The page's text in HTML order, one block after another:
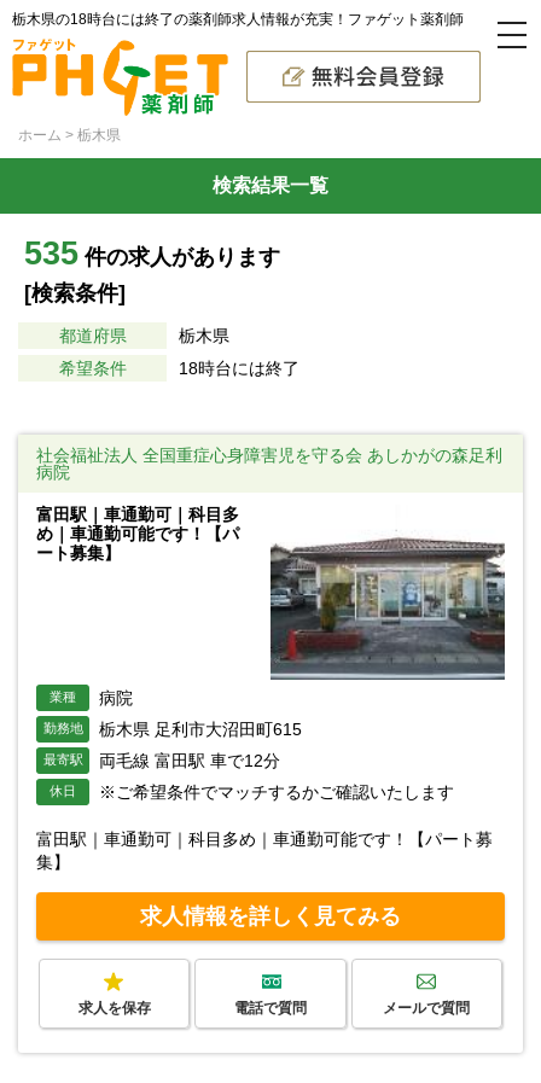
栃木県の18時台には終了の薬剤師求人情報が充実！ファゲット薬剤師
ホーム 栃木県
検索結果一覧
535 件の求人があります
[検索条件]
都道府県
栃木県
希望条件
18時台には終了
社会福祉法人 全国重症心身障害児を守る会 あしかがの森足利
病院
富田駅｜車通勤可｜科目多
め｜車通勤可能です！【パ
ート募集】
業種 病院
勤務地 栃木県 足利市大沼田町615
最寄駅 両毛線 富田駅 車で12分
休日 ※ご希望条件でマッチするかご確認いたします
富田駅｜車通勤可｜科目多め｜車通勤可能です！【パート募
集】
求人情報を詳しく見てみる
求人を保存 電話で質問 メールで質問